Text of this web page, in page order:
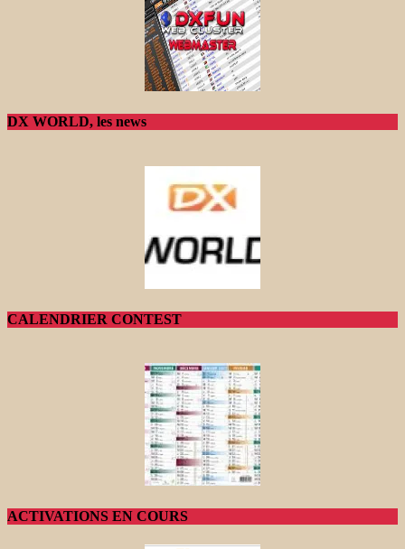
DX WORLD, les news
CALENDRIER CONTEST
ACTIVATIONS EN COURS